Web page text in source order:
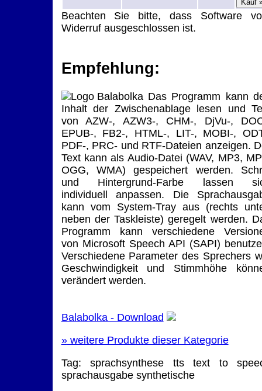
Beachten Sie bitte, dass Software
Widerruf ausgeschlossen ist.
Empfehlung:
Das Programm kann
Inhalt der Zwischenablage lesen und
von AZW-, AZW3-, CHM-, DjVu-,
EPUB-, FB2-, HTML-, LIT-, MOBI-,
PDF-, PRC- und RTF-Dateien anzeigen.
Text kann als Audio-Datei (WAV, MP3,
OGG, WMA) gespeichert werden.
und Hintergrund-Farbe lassen
individuell anpassen. Die
kann vom System-Tray aus (rechts
neben der Taskleiste) geregelt werden.
Programm kann verschiedene
von Microsoft Speech API (SAPI)
Verschiedene Parameter des Sprechers
Geschwindigkeit und Stimmhöhe
verändert werden.
Balabolka - Download
»weitere Produkte dieser Kategorie
Tag:
sprachsynthese ttstext to
sprachausgabesynthetische